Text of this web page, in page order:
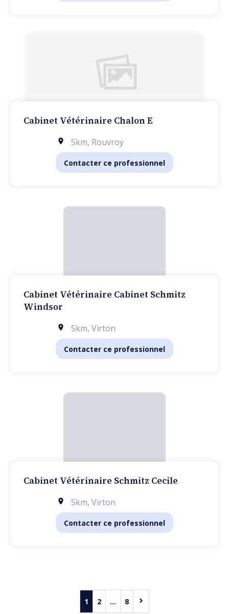
Cabinet Vétérinaire Chalon E
5km, Rouvroy
Contacter ce professionnel
Cabinet Vétérinaire Cabinet Schmitz
Windsor
5km, Virton
Contacter ce professionnel
Cabinet Vétérinaire Schmitz Cecile
5km, Virton
Contacter ce professionnel
1 2 ... 8